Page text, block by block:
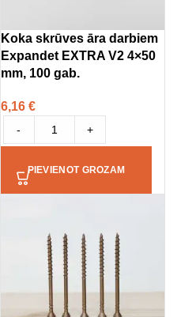
Koka skrūves āra darbiem
Expandet EXTRA V2 4×50
mm, 100 gab.
6,16 €
- +
PIEVIENOT GROZAM